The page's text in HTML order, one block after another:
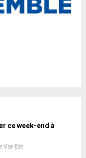
ce week-end à
Var-Est